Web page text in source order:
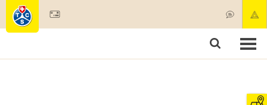
Mitgliedschaft & Leistungen